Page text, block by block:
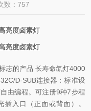
数：757
亮度卤素灯
亮度卤素灯
志的产品 长寿命氙灯4000
D-SUB连接器：标准设
由编程。可注册9种7步程
入口（正面或背面）。